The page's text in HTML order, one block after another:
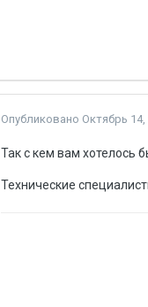
Опубликовано Октябрь 14,
Так с кем вам хотелось
Технические